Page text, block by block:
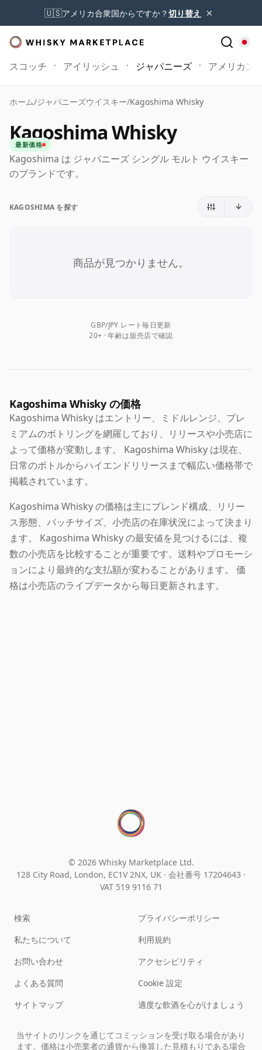
🇺🇸アメリカ合衆国からですか？切り替え ×
スコッチ アイリッシュ ジャパニーズ アメリカン
ホーム/ジャパニーズウイスキー/Kagoshima Whisky
Kagoshima Whisky
最新価格
Kagoshima は ジャパニーズ シングル モルト ウイスキー
のブランドです。
KAGOSHIMA を探す
商品が見つかりません。
GBP/JPY レート毎日更新
20+ · 年齢は販売店で確認
Kagoshima Whisky の価格
Kagoshima Whisky はエントリー、ミドルレンジ、プレ
ミアムのボトリングを網羅しており、リリースや小売店に
よって価格が変動します。 Kagoshima Whisky は現在、
日常のボトルからハイエンドリリースまで幅広い価格帯で
掲載されています。
Kagoshima Whisky の価格は主にブレンド構成、リリー
ス形態、バッチサイズ、小売店の在庫状況によって決まり
ます。 Kagoshima Whisky の最安値を見つけるには、複
数の小売店を比較することが重要です。送料やプロモーシ
ョンにより最終的な支払額が変わることがあります。 価
格は小売店のライブデータから毎日更新されます。
© 2026 Whisky Marketplace Ltd.
128 City Road, London, EC1V 2NX, UK · 会社番号 17204643 ·
VAT 519 9116 71
検索
私たちについて
お問い合わせ
よくある質問
サイトマップ
プライバシーポリシー
利用規約
アクセシビリティ
Cookie 設定
適度な飲酒を心がけましょう
当サイトのリンクを通じてコミッションを受け取る場合があり
ます。価格は小売業者の通貨から換算した見積もりである場合